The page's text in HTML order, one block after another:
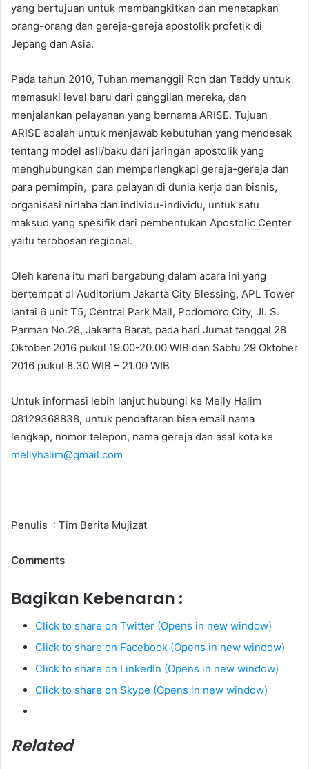
yang bertujuan untuk membangkitkan dan menetapkan
orang-orang dan gereja-gereja apostolik profetik di
Jepang dan Asia.
Pada tahun 2010, Tuhan memanggil Ron dan Teddy untuk
memasuki level baru dari panggilan mereka, dan
menjalankan pelayanan yang bernama ARISE. Tujuan
ARISE adalah untuk menjawab kebutuhan yang mendesak
tentang model asli/baku dari jaringan apostolik yang
menghubungkan dan memperlengkapi gereja-gereja dan
para pemimpin, para pelayan di dunia kerja dan bisnis,
organisasi nirlaba dan individu-individu, untuk satu
maksud yang spesifik dari pembentukan Apostolic Center
yaitu terobosan regional.
Oleh karena itu mari bergabung dalam acara ini yang
bertempat di Auditorium Jakarta City Blessing, APL Tower
lantai 6 unit T5, Central Park Mall, Podomoro City, Jl. S.
Parman No.28, Jakarta Barat. pada hari Jumat tanggal 28
Oktober 2016 pukul 19.00-20.00 WIB dan Sabtu 29 Oktober
2016 pukul 8.30 WIB – 21.00 WIB
Untuk informasi lebih lanjut hubungi ke Melly Halim
08129368838, untuk pendaftaran bisa email nama
lengkap, nomor telepon, nama gereja dan asal kota ke
mellyhalim@gmail.com
Penulis : Tim Berita Mujizat
Comments
Bagikan Kebenaran :
Click to share on Twitter (Opens in new window)
Click to share on Facebook (Opens in new window)
Click to share on LinkedIn (Opens in new window)
Click to share on Skype (Opens in new window)
Related